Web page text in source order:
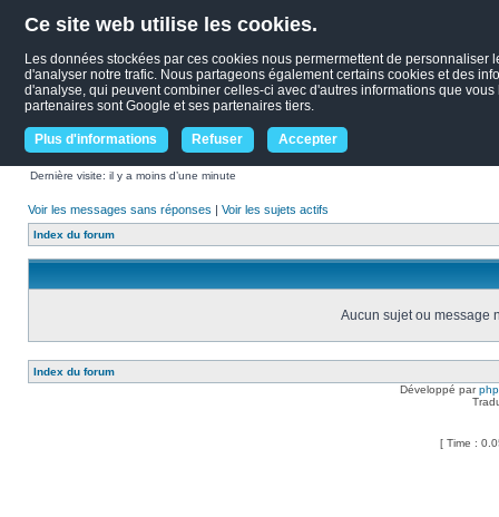
Ce site web utilise les cookies.
Les données stockées par ces cookies nous permermettent de
d'analyser notre trafic. Nous partageons également certains cookies et des
d'analyse, qui peuvent combiner celles-ci avec d'autres informations que
partenaires sont Google et ses partenaires tiers.
Plus d'informations Refuser Accepter
Dernière visite: il y a moins d’une minute
Voir les messages sans réponses | Voir les sujets actifs
Index du forum
Aucun sujet ou message
Index du forum
Développé par
[ Time :